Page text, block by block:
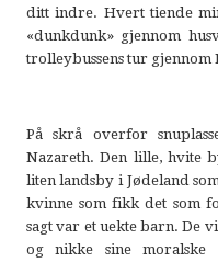
ditt indre. Hvert tiende
«dunkdunk» gjennom
trolleybussens tur gjennom
På skrå overfor
Nazareth. Den lille, hvite
liten landsby i Jødeland
kvinne som fikk det som
sagt var et uekte barn. De
og nikke sine moralske